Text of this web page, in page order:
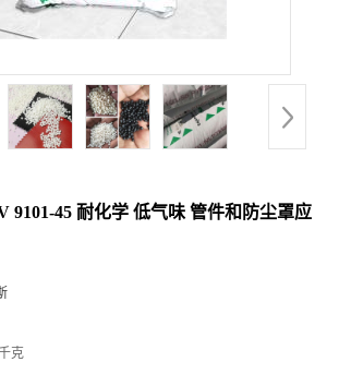
9101-45 耐化学 低气味 管件和防尘罩应
克